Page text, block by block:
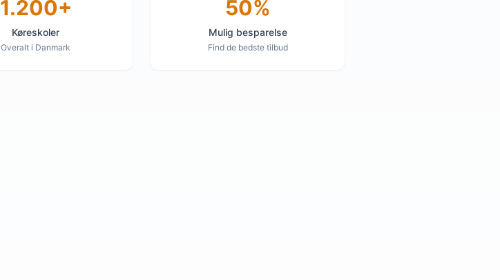
1.200+
Køreskoler
Overalt i Danmark
50%
Mulig besparelse
Find de bedste tilbud